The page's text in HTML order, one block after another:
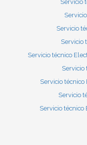
Servicio
Servicio
Servicio
Servicio técnico
Servicio
Servicio
Servicio
Servicio técnico